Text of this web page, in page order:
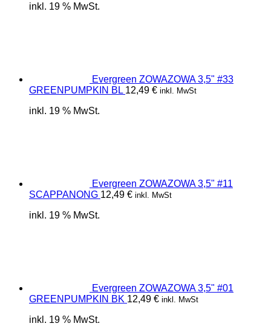
inkl. 19 % MwSt.
Evergreen ZOWAZOWA 3,5" #33
GREENPUMPKIN BL 12,49 € inkl. MwSt
inkl. 19 % MwSt.
Evergreen ZOWAZOWA 3,5" #11
SCAPPANONG 12,49 € inkl. MwSt
inkl. 19 % MwSt.
Evergreen ZOWAZOWA 3,5" #01
GREENPUMPKIN BK 12,49 € inkl. MwSt
inkl. 19 % MwSt.